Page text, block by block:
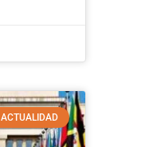
ACTUALIDAD